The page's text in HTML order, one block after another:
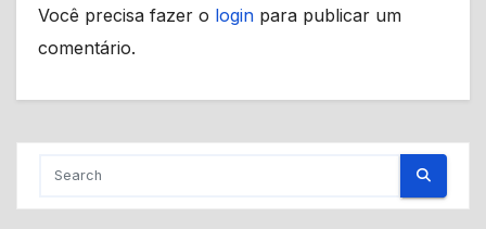
Você precisa fazer o login para publicar um
comentário.